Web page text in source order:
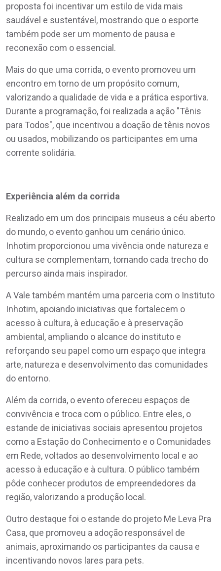
proposta foi incentivar um estilo de vida mais
saudável e sustentável, mostrando que o esporte
também pode ser um momento de pausa e
reconexão com o essencial.
Mais do que uma corrida, o evento promoveu um
encontro em torno de um propósito comum,
valorizando a qualidade de vida e a prática esportiva.
Durante a programação, foi realizada a ação "Tênis
para Todos", que incentivou a doação de tênis novos
ou usados, mobilizando os participantes em uma
corrente solidária.
Experiência além da corrida
Realizado em um dos principais museus a céu aberto
do mundo, o evento ganhou um cenário único.
Inhotim proporcionou uma vivência onde natureza e
cultura se complementam, tornando cada trecho do
percurso ainda mais inspirador.
A Vale também mantém uma parceria com o Instituto
Inhotim, apoiando iniciativas que fortalecem o
acesso à cultura, à educação e à preservação
ambiental, ampliando o alcance do instituto e
reforçando seu papel como um espaço que integra
arte, natureza e desenvolvimento das comunidades
do entorno.
Além da corrida, o evento ofereceu espaços de
convivência e troca com o público. Entre eles, o
estande de iniciativas sociais apresentou projetos
como a Estação do Conhecimento e o Comunidades
em Rede, voltados ao desenvolvimento local e ao
acesso à educação e à cultura. O público também
pôde conhecer produtos de empreendedores da
região, valorizando a produção local.
Outro destaque foi o estande do projeto Me Leva Pra
Casa, que promoveu a adoção responsável de
animais, aproximando os participantes da causa e
incentivando novos lares para pets.